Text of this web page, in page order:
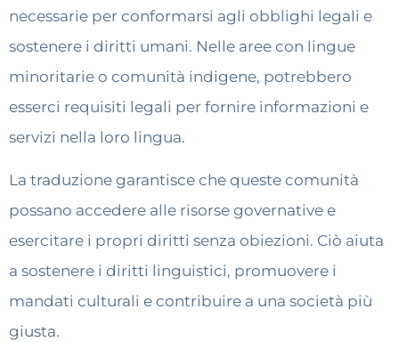
necessarie per conformarsi agli obblighi legali e
sostenere i diritti umani. Nelle aree con lingue
minoritarie o comunità indigene, potrebbero
esserci requisiti legali per fornire informazioni e
servizi nella loro lingua.
La traduzione garantisce che queste comunità
possano accedere alle risorse governative e
esercitare i propri diritti senza obiezioni. Ciò aiuta
a sostenere i diritti linguistici, promuovere i
mandati culturali e contribuire a una società più
giusta.